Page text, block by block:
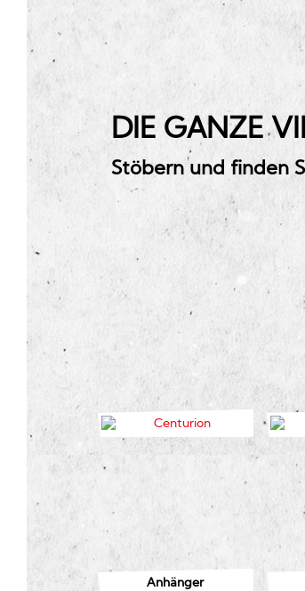
DIE GANZE
Stöbern und finden
Anhänger